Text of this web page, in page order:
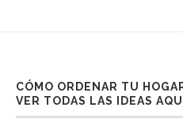
CÓMO ORDENAR TU
VER TODAS LAS IDEAS AQUÍ